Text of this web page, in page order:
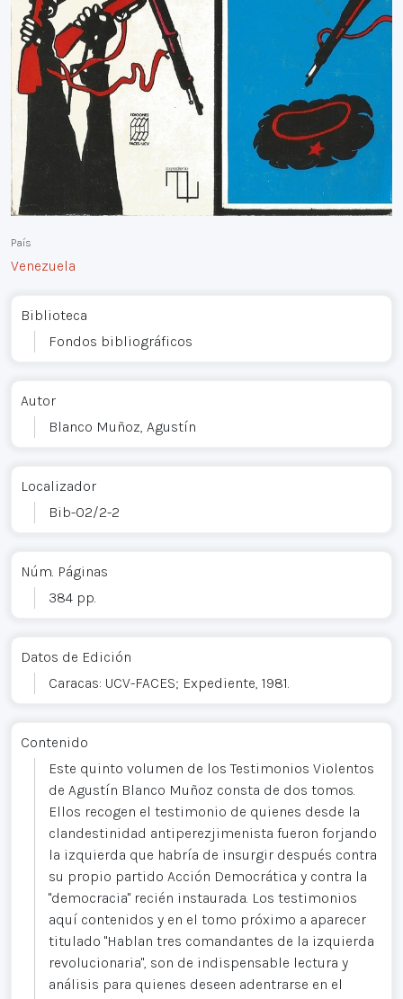
País
Venezuela
Biblioteca
Fondos bibliográficos
Autor
Blanco Muñoz, Agustín
Localizador
Bib-02/2-2
Núm. Páginas
384 pp.
Datos de Edición
Caracas: UCV-FACES; Expediente, 1981.
Contenido
Este quinto volumen de los Testimonios Violentos
de Agustín Blanco Muñoz consta de dos tomos.
Ellos recogen el testimonio de quienes desde la
clandestinidad antiperezjimenista fueron forjando
la izquierda que habría de insurgir después contra
su propio partido Acción Democrática y contra la
"democracia" recién instaurada. Los testimonios
aquí contenidos y en el tomo próximo a aparecer
titulado "Hablan tres comandantes de la izquierda
revolucionaria", son de indispensable lectura y
análisis para quienes deseen adentrarse en el